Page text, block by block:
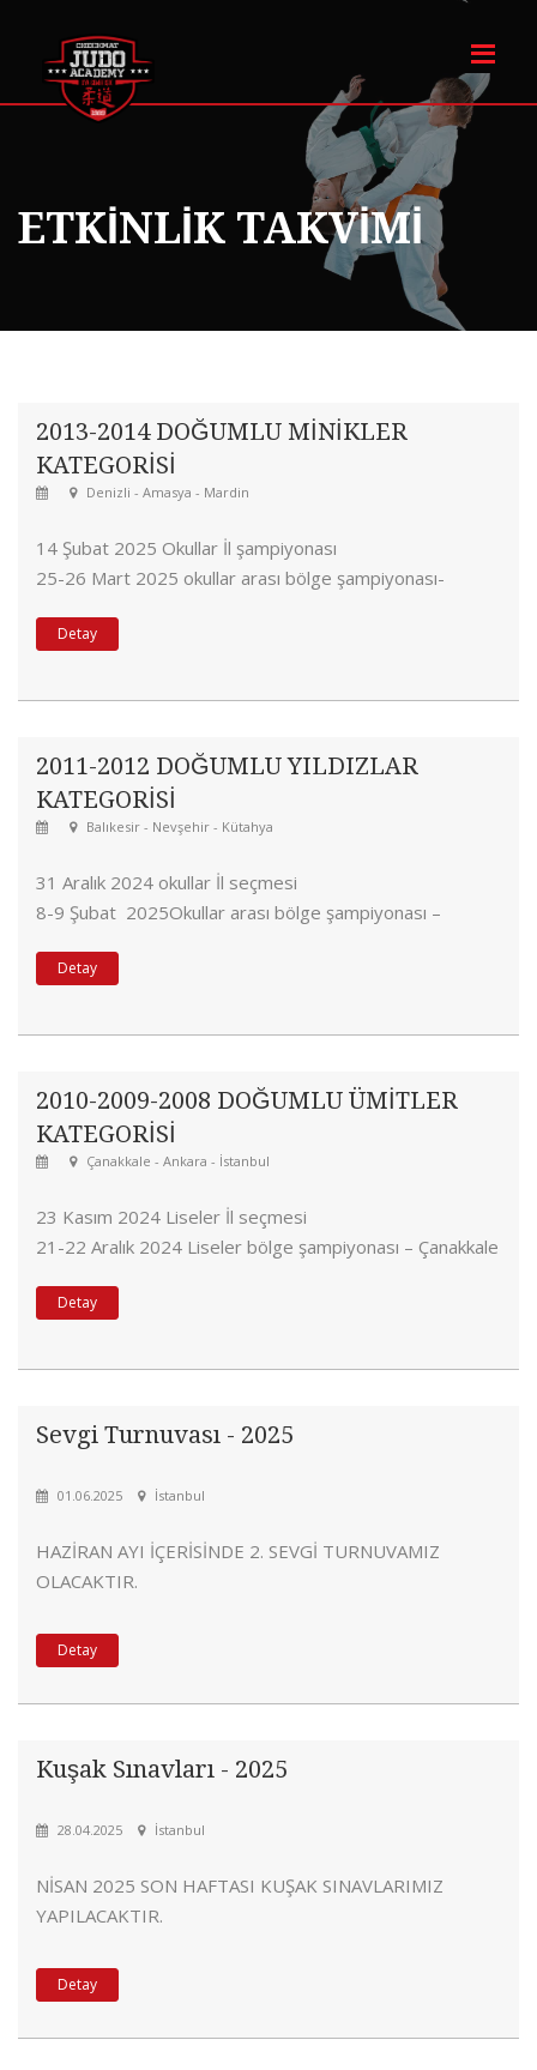
ETKINLIK TAKVIMI
2013-2014 DOĞUMLU MİNİKLER
KATEGORİSİ
Denizli - Amasya - Mardin
14 Şubat 2025 Okullar İl şampiyonası
25-26 Mart 2025 okullar arası bölge şampiyonası-
26-27 2025 Nisan Okullar Türkiye Şampiyonası- Amasya
Detay
2011-2012 DOĞUMLU YILDIZLAR
KATEGORİSİ
Balıkesir - Nevşehir - Kütahya
31 Aralık 2024 okullar İl seçmesi
8-9 Şubat 2025Okullar arası bölge şampiyonası –
1-2 Mart 2025okullar arası Türkiye Şampiyonası –
21-22 2025 Haziran Türkiye Şampiyonası – Kütahya
Detay
2010-2009-2008 DOĞUMLU ÜMİTLER
KATEGORİSİ
Çanakkale - Ankara - İstanbul
23 Kasım 2024 Liseler İl seçmesi
21-22 Aralık 2024 Liseler bölge şampiyonası – Çanakkale
01-02 Şubat 2025Türkiye Şampiyonası – Ankara
Detay
Sevgi Turnuvası - 2025
01.06.2025 İstanbul
HAZİRAN AYI İÇERİSİNDE 2. SEVGİ TURNUVAMIZ
OLACAKTIR.
Detay
Kuşak Sınavları - 2025
28.04.2025 İstanbul
NİSAN 2025 SON HAFTASI KUŞAK SINAVLARIMIZ
YAPILACAKTIR.
Detay